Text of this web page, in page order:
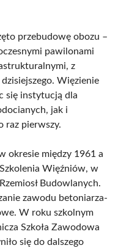
przebudowę obozu –
pawilonami
z
Więzienie
się instytucją dla
jak i
raz pierwszy.
okresie między 1961 a
Więźniów, w
Budowlanych.
zawodu betoniarza-
W roku szkolnym
Szkoła Zawodowa
się do dalszego